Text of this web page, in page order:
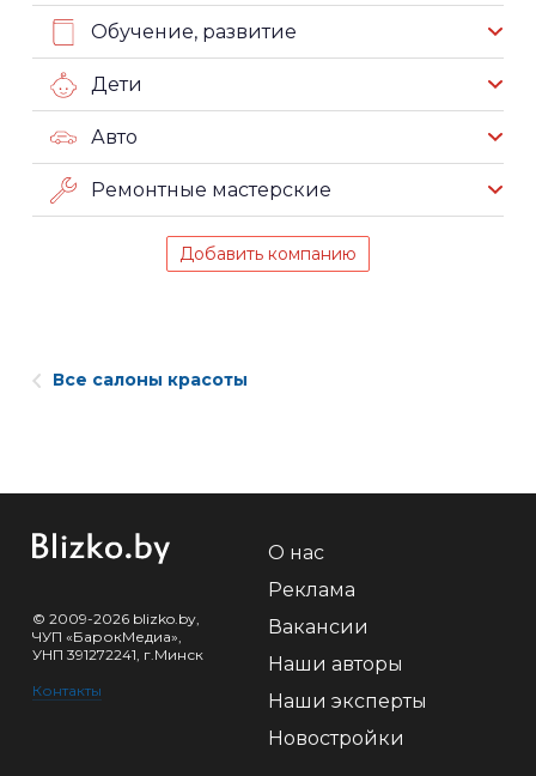
Обучение, развитие
Дети
Авто
Ремонтные мастерские
Добавить компанию
Все салоны красоты
© 2009-2026 blizko.by,
ЧУП «БарокМедиа»,
УНП 391272241, г.Минск
Контакты
О нас
Реклама
Вакансии
Наши авторы
Наши эксперты
Новостройки